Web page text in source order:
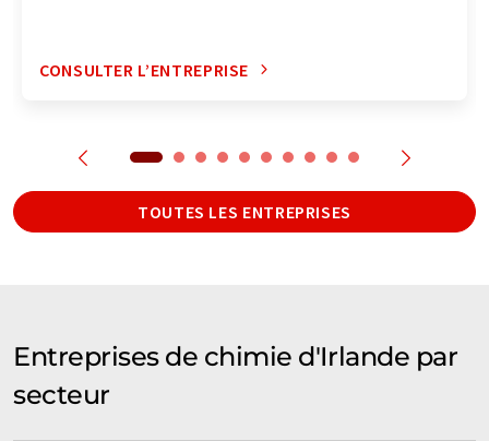
CONSULTER L’ENTREPRISE
TOUTES LES ENTREPRISES
Entreprises de chimie d'Irlande par
secteur